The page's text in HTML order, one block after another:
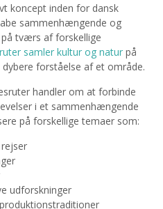
koncept inden for dansk
sammenhængende og
tværs af forskellige
samler kultur og natur på
forståelse af et område.
handler om at forbinde
i et sammenhængende
på forskellige temaer som:
udforskninger